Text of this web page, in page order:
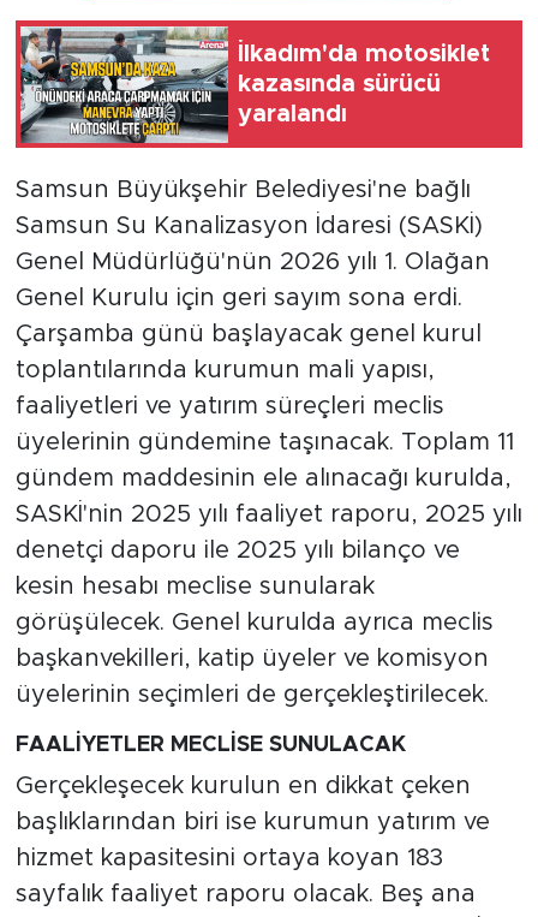
İlkadım'da motosiklet
kazasında sürücü
yaralandı
Samsun Büyükşehir Belediyesi'ne bağlı
Samsun Su Kanalizasyon İdaresi (SASKİ)
Genel Müdürlüğü'nün 2026 yılı 1. Olağan
Genel Kurulu için geri sayım sona erdi.
Çarşamba günü başlayacak genel kurul
toplantılarında kurumun mali yapısı,
faaliyetleri ve yatırım süreçleri meclis
üyelerinin gündemine taşınacak. Toplam 11
gündem maddesinin ele alınacağı kurulda,
SASKİ'nin 2025 yılı faaliyet raporu, 2025 yılı
denetçi daporu ile 2025 yılı bilanço ve
kesin hesabı meclise sunularak
görüşülecek. Genel kurulda ayrıca meclis
başkanvekilleri, katip üyeler ve komisyon
üyelerinin seçimleri de gerçekleştirilecek.
FAALİYETLER MECLİSE SUNULACAK
Gerçekleşecek kurulun en dikkat çeken
başlıklarından biri ise kurumun yatırım ve
hizmet kapasitesini ortaya koyan 183
sayfalık faaliyet raporu olacak. Beş ana